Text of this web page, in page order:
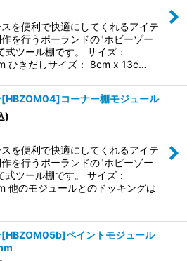
を便利で快適にしてくれるアイテ
を行うポーランドの"ホビーゾー
式ツール棚です。 サイズ：
ひきだしサイズ： 8cm x 13c…
[HBZOM04]コーナー棚モジュール
)
を便利で快適にしてくれるアイテ
を行うポーランドの"ホビーゾー
式ツール棚です。 サイズ：
他のモジュールとのドッキングは
[HBZOM05b]ペイントモジュール